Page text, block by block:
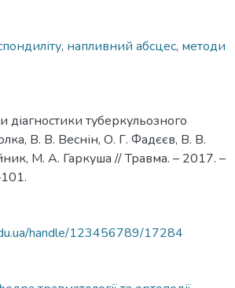
, напливний абсцес, методи
діагностики туберкульозного
В. В. Веснін, О. Г. Фадєєв, В. В.
М. А. Гаркуша // Травма. – 2017. –
handle/123456789/17284